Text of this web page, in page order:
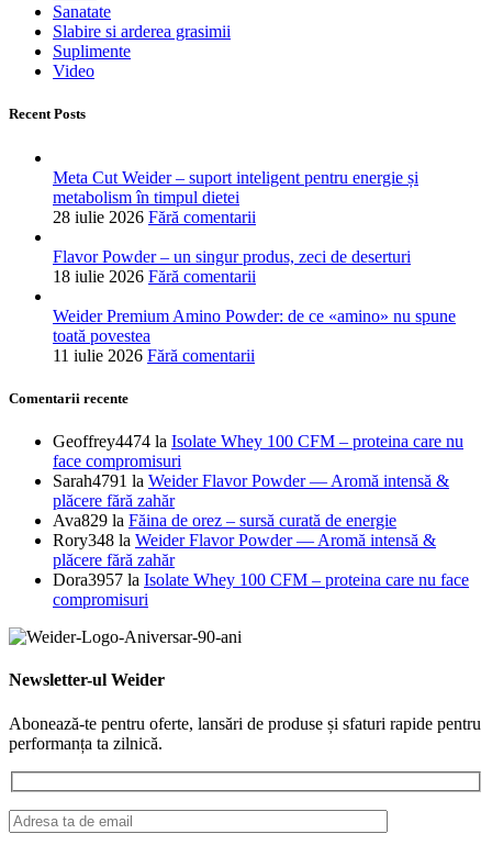
Sanatate
Slabire si arderea grasimii
Suplimente
Video
Recent Posts
Meta Cut Weider – suport inteligent pentru energie și
metabolism în timpul dietei
28 iulie 2026 Fără comentarii
Flavor Powder – un singur produs, zeci de deserturi
18 iulie 2026 Fără comentarii
Weider Premium Amino Powder: de ce «amino» nu spune
toată povestea
11 iulie 2026 Fără comentarii
Comentarii recente
Geoffrey4474 la Isolate Whey 100 CFM – proteina care nu
face compromisuri
Sarah4791 la Weider Flavor Powder — Aromă intensă &
plăcere fără zahăr
Ava829 la Făina de orez – sursă curată de energie
Rory348 la Weider Flavor Powder — Aromă intensă &
plăcere fără zahăr
Dora3957 la Isolate Whey 100 CFM – proteina care nu face
compromisuri
Newsletter-ul Weider
Abonează-te pentru oferte, lansări de produse și sfaturi rapide pentru
performanța ta zilnică.